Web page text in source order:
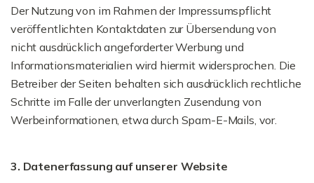
Der Nutzung von im Rahmen der Impressumspflicht
veröffentlichten Kontaktdaten zur Übersendung von
nicht ausdrücklich angeforderter Werbung und
Informationsmaterialien wird hiermit widersprochen. Die
Betreiber der Seiten behalten sich ausdrücklich rechtliche
Schritte im Falle der unverlangten Zusendung von
Werbeinformationen, etwa durch Spam-E-Mails, vor.
3. Datenerfassung auf unserer Website